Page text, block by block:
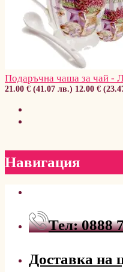
Подаръчна чаша за чай -
21.00 € (41.07 лв.) 12.00 €
Навигация
Тел: 0888
Доставка на